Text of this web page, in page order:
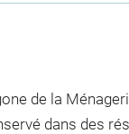
de la
dans des